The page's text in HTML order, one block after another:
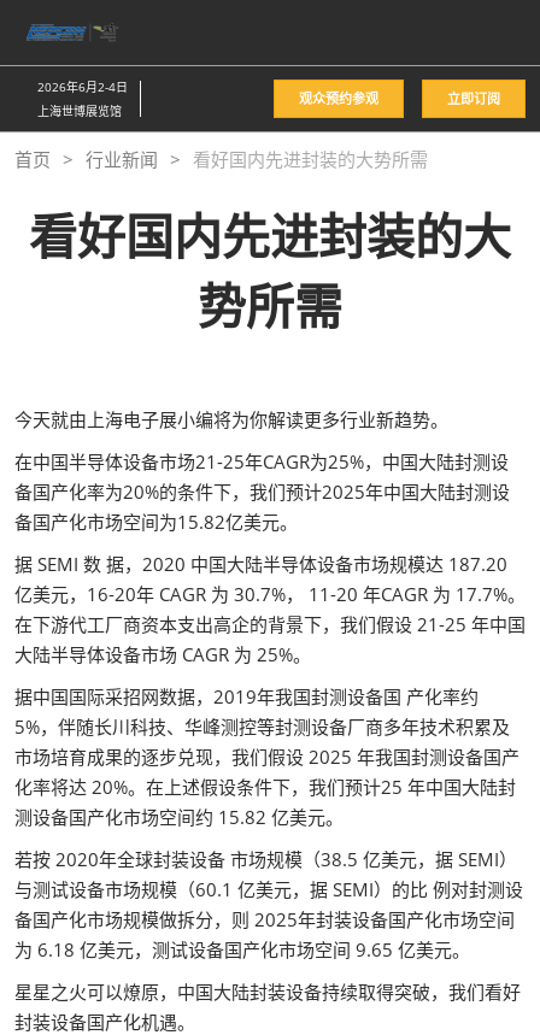
接
跳
至
内
2026年6月2-4日
上海世博展览馆
观众预约参观 立即订阅
首页 行业新闻 看好国内先进封装的大势所需
看好国内先进封装的大
势所需
今天就由上海电子展小编将为你解读更多行业新趋势。
在中国半导体设备市场21-25年CAGR为25%，中国大陆封测设
备国产化率为20%的条件下，我们预计2025年中国大陆封测设
备国产化市场空间为15.82亿美元。
据 SEMI 数 据，2020 中国大陆半导体设备市场规模达 187.20
亿美元，16-20年 CAGR 为 30.7%， 11-20 年CAGR 为 17.7%。
在下游代工厂商资本支出高企的背景下，我们假设 21-25 年中国
大陆半导体设备市场 CAGR 为 25%。
据中国国际采招网数据，2019年我国封测设备国 产化率约
5%，伴随长川科技、华峰测控等封测设备厂商多年技术积累及
市场培育成果的逐步兑现，我们假设 2025 年我国封测设备国产
化率将达 20%。在上述假设条件下，我们预计25 年中国大陆封
测设备国产化市场空间约 15.82 亿美元。
若按 2020年全球封装设备 市场规模（38.5 亿美元，据 SEMI）
与测试设备市场规模（60.1 亿美元，据 SEMI）的比 例对封测设
备国产化市场规模做拆分，则 2025年封装设备国产化市场空间
为 6.18 亿美元，测试设备国产化市场空间 9.65 亿美元。
星星之火可以燎原，中国大陆封装设备持续取得突破，我们看好
封装设备国产化机遇。